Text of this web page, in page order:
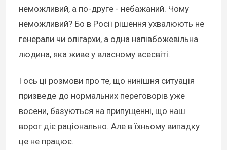
неможливий, а по-друге - небажаний. Чому
неможливий? Бо в Росії рішення ухвалюють не
генерали чи олігархи, а одна напівбожевільна
людина, яка живе у власному всесвіті.
І ось ці розмови про те, що нинішня ситуація
призведе до нормальних переговорів уже
восени, базуються на припущенні, що наш
ворог діє раціонально. Але в їхньому випадку
це не працює.